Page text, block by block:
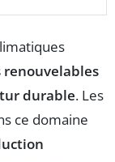
renouvelables
durable. Les
ce domaine